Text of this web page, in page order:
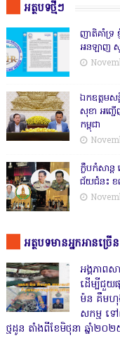
អត្ថបទថ្មីៗ
ញាតិគាំទ្រ
អនឡាញ សូ
ឯកឧត្តមស
សុខា អញ្ជើ
កម្ពុជា
ក្លឹបកំសាន្
ជ័យជំនះ ខ
អត្ថបទមានអ្នកអានច្រើន
អង្គភាព
ដើម្បីជួយ
ម៉ន គឹមហុ
សកម្ម ទៅ
ថ្មដូន តាំងពីខែមិថុនា ឆ្នាំ២០